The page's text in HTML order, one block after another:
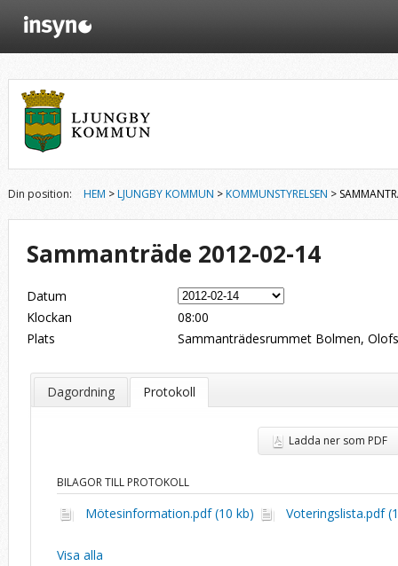
Din position: HEM > LJUNGBY KOMMUN >KOMMUNSTYRELSEN >
Sammanträde 2012-02-14
Datum
Klockan
08:00
Plats
Sammanträdesrummet Bolmen,
Dagordning Protokoll
Ladda ner som PDF
BILAGOR TILL PROTOKOLL
Mötesinformation.pdf (10 kb) Voteringslista.pdf
Visa alla